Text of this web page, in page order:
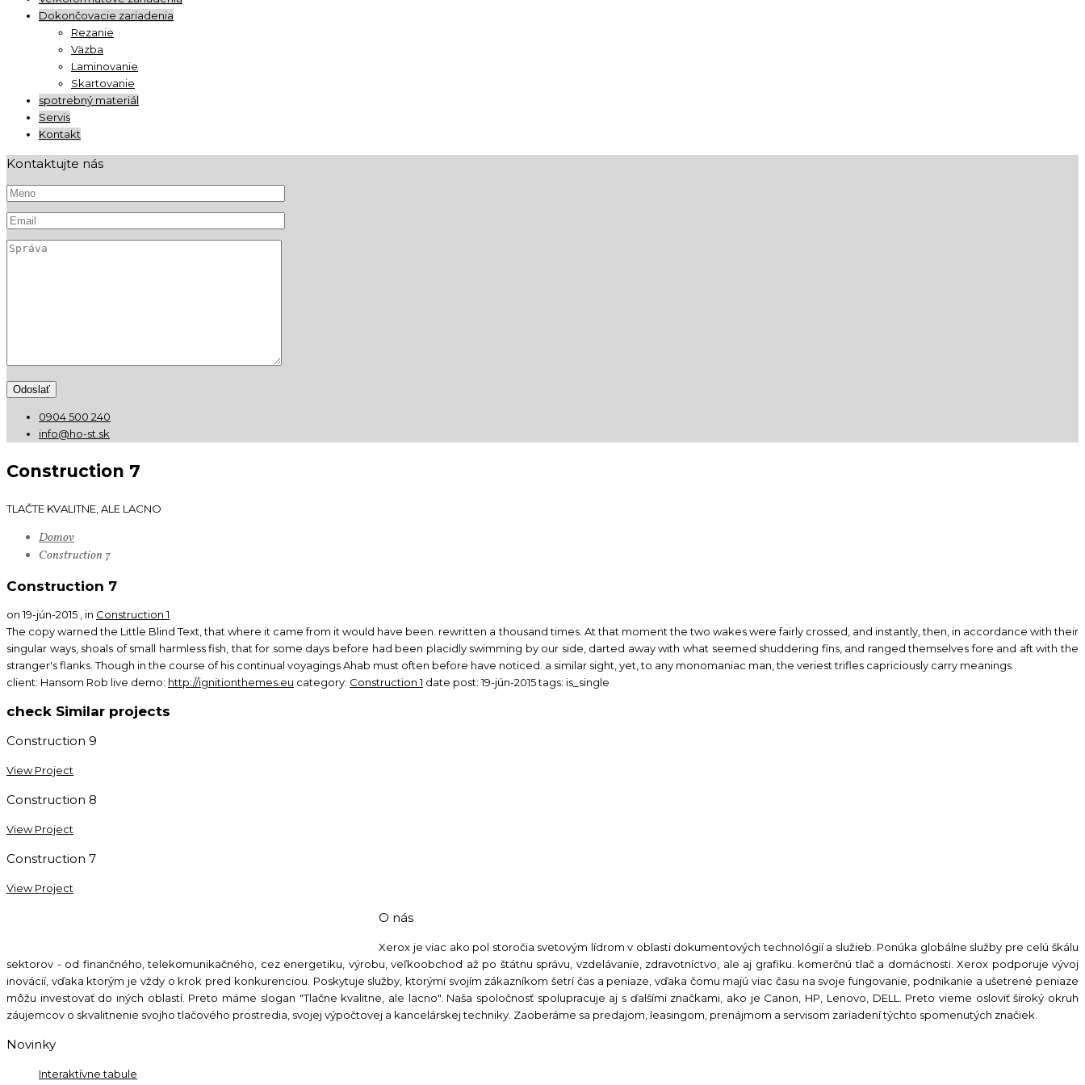
Dokončovacie zariadenia
Rezanie
Väzba
Laminovanie
Skartovanie
spotrebný materiál
Servis
Kontakt
Kontaktujte nás
0904 500 240
info@ho-st.sk
Construction 7
TLAČTE KVALITNE, ALE LACNO
Domov
Construction 7
Construction 7
on 19-jún-2015 , in Construction 1
The copy warned the Little Blind Text, that where it came from it would have been. rewritten a thousand times. At that moment the two wakes were fairly crossed, and instantly, then, in accordance with their
singular ways, shoals of small harmless fish, that for some days before had been placidly swimming by our side, darted away with what seemed shuddering fins, and ranged themselves fore and aft with the
stranger's flanks. Though in the course of his continual voyagings Ahab must often before have noticed. a similar sight, yet, to any monomaniac man, the veriest trifles capriciously carry meanings.
client: Hansom Rob live demo: http://ignitionthemes.eu category: Construction 1 date post:19-jún-2015tags: is_single
check Similar projects
Construction 9
View Project
Construction 8
View Project
Construction 7
View Project
O nás
Xerox je viac ako pol storočia svetovým lídrom v oblasti dokumentových technológií a služieb. Ponúka globálne služby pre celú škálu
sektorov - od finančného, telekomunikačného, cez energetiku, výrobu, veľkoobchod až po štátnu správu, vzdelávanie, zdravotníctvo, ale aj grafiku. komerčnú tlač a domácnosti. Xerox podporuje vývoj
inovácií, vďaka ktorým je vždy o krok pred konkurenciou. Poskytuje služby, ktorými svojím zákazníkom šetrí čas a peniaze, vďaka čomu majú viac času na svoje fungovanie, podnikanie a ušetrené peniaze
môžu investovať do iných oblastí. Preto máme slogan "Tlačne kvalitne, ale lacno". Naša spoločnosť spolupracuje aj s ďalšími značkami, ako je Canon, HP, Lenovo, DELL. Preto vieme osloviť široký okruh
záujemcov o skvalitnenie svojho tlačového prostredia, svojej výpočtovej a kancelárskej techniky. Zaoberáme sa predajom, leasingom, prenájmom a servisom zariadení týchto spomenutých značiek.
Novinky
Interaktívne tabule